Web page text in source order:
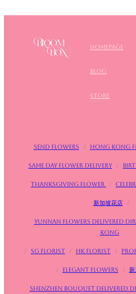
Homepage
blog
store
Send flowers / Hong Kong
Same day flower delivery /
Thanksgiving flower /
新加坡花店 /
Yunnan flowers delivered
Kong
/ SG FLorist / HK Florist /
/ Elegant flowers / 新
Shenzhen bouquet delivered